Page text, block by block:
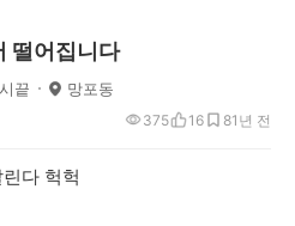
떨어집니다
끝 망포동
1년 전
375 16 8
다 헉헉